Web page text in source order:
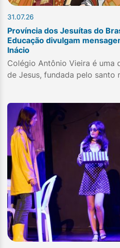
31.07.26
Província dos Jesuítas do
Educação divulgam
Inácio
Colégio Antônio Vieira é uma
de Jesus, fundada pelo santo